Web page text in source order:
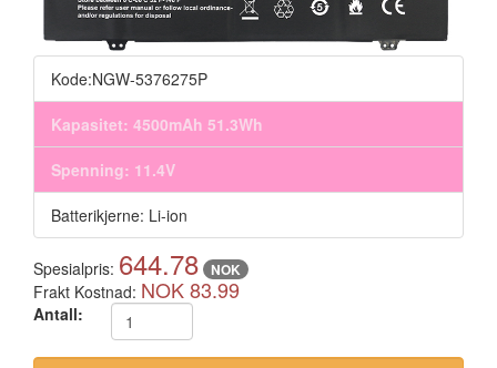
Kode:NGW-5376275P
Kapasitet: 4500mAh 51.3Wh
Spenning: 11.4V
Batterikjerne: Li-ion
Spesialpris: 644.78 NOK
Frakt Kostnad: NOK 83.99
Antall: